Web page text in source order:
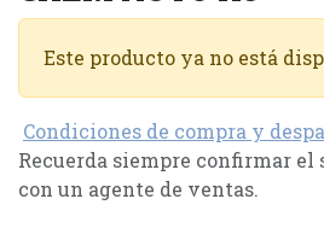
Este producto ya no está
Condiciones de compra y
Recuerda siempre confirmar el
con un agente de ventas.